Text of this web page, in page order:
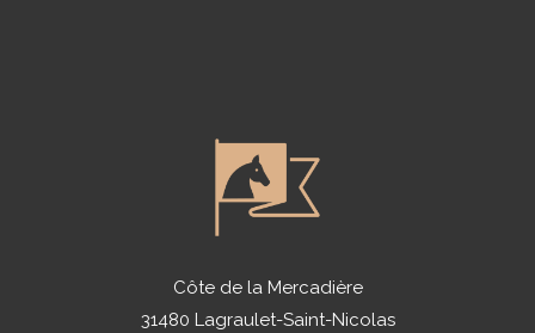
Côte de la Mercadière
31480 Lagraulet-Saint-Nicolas